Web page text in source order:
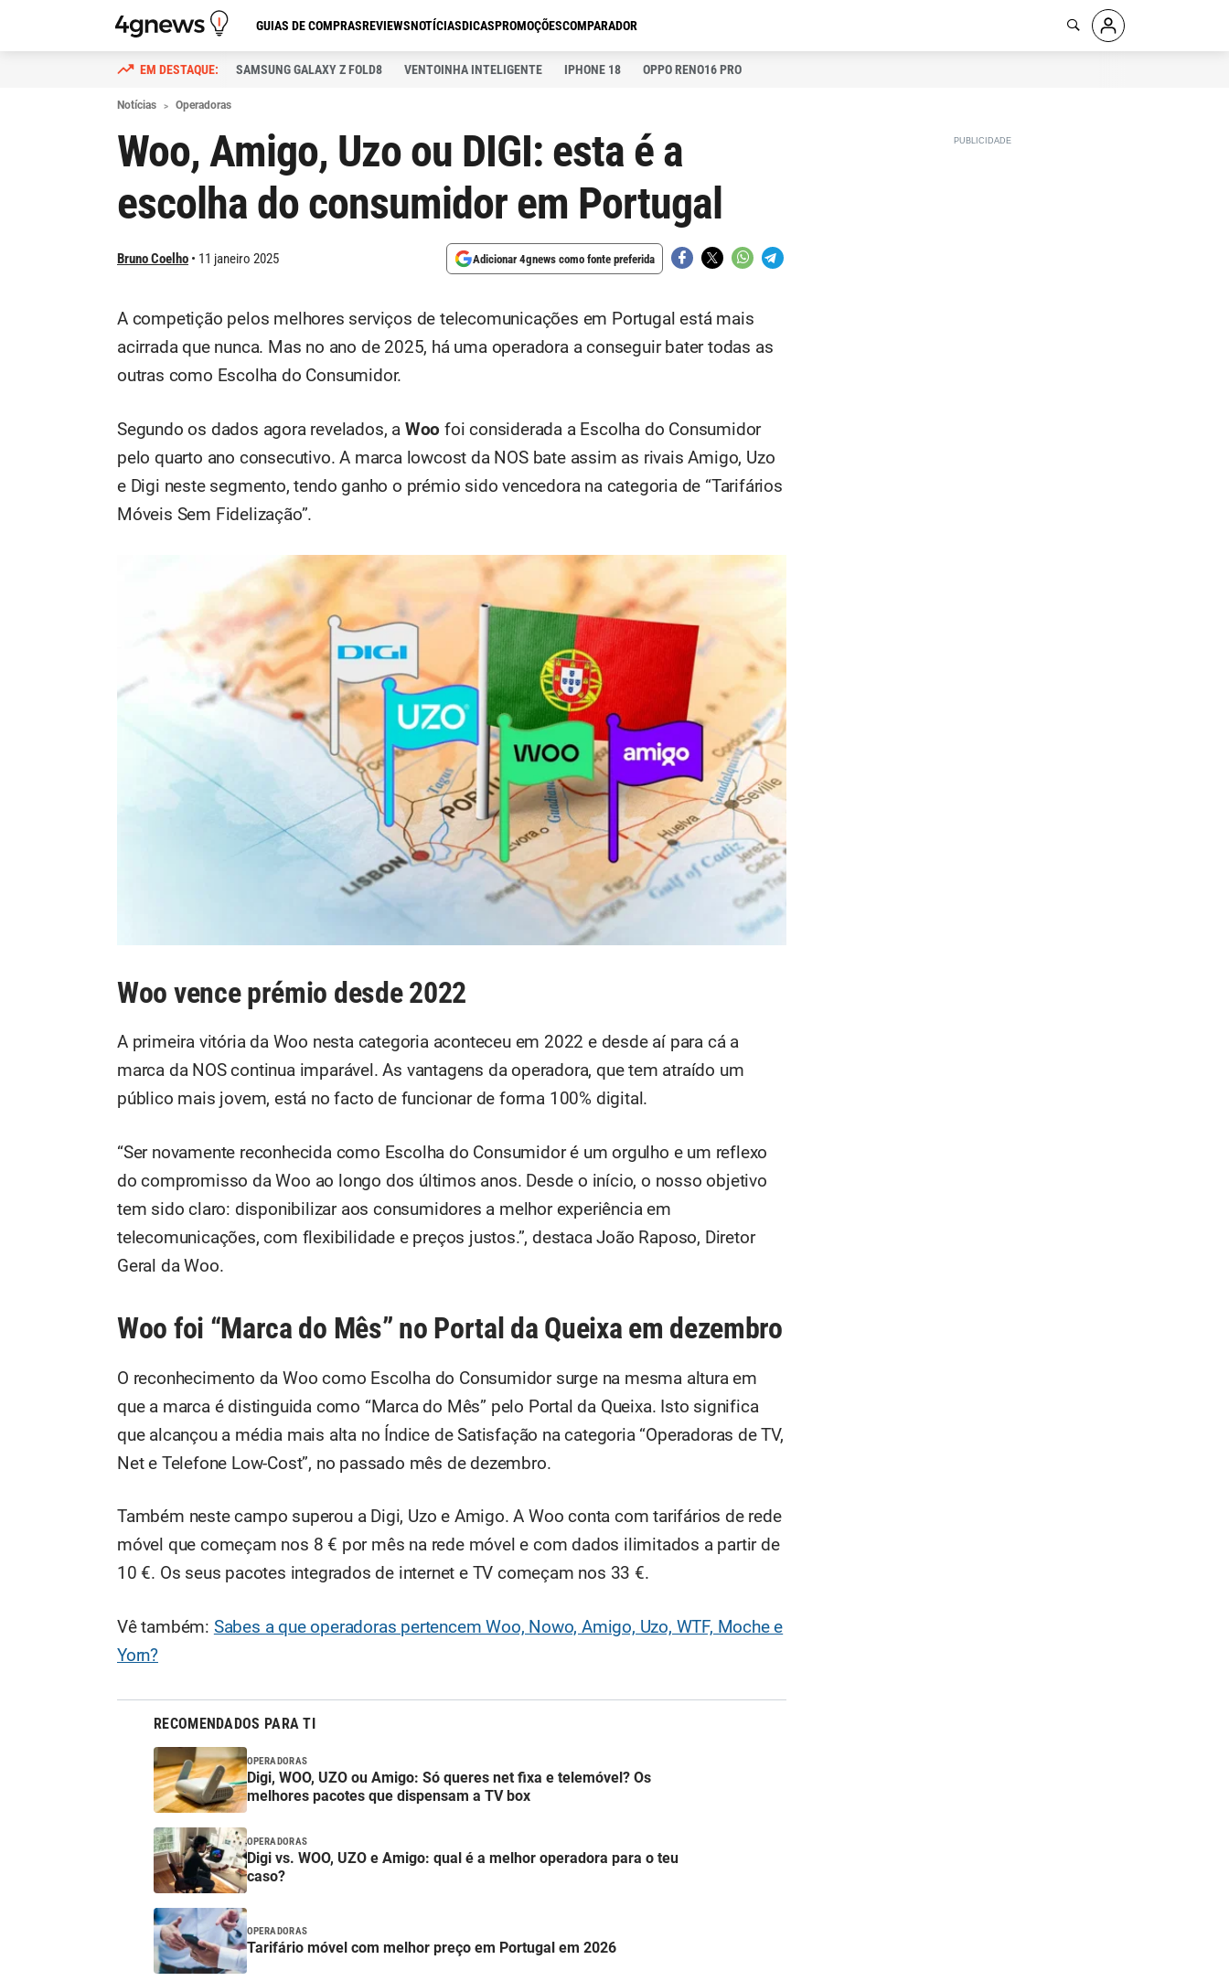
GUIAS DE COMPRASREVIEWSNOTÍCIASDICASPROMOÇÕESCOMPARADOR
SAMSUNG GALAXY Z FOLD8 VENTOINHA INTELIGENTE IPHONE 18 OPPO RENO16 PRO
Notícias Operadoras
Woo, Amigo, Uzo ou DIGI: esta é a
escolha do consumidor em Portugal
Bruno Coelho 11 janeiro 2025 Adicionar 4gnews como fonte preferida
A competição pelos melhores serviços de telecomunicações em Portugal está mais
acirrada que nunca. Mas no ano de 2025, há uma operadora a conseguir bater todas as
outras como Escolha do Consumidor.
Segundo os dados agora revelados, a Woo foi considerada a Escolha do Consumidor
pelo quarto ano consecutivo. A marca lowcost da NOS bate assim as rivais Amigo, Uzo
e Digi neste segmento, tendo ganho o prémio sido vencedora na categoria de “Tarifários
Móveis Sem Fidelização”.
Woo vence prémio desde 2022
A primeira vitória da Woo nesta categoria aconteceu em 2022 e desde aí para cá a
marca da NOS continua imparável. As vantagens da operadora, que tem atraído um
público mais jovem, está no facto de funcionar de forma 100% digital.
“Ser novamente reconhecida como Escolha do Consumidor é um orgulho e um reflexo
do compromisso da Woo ao longo dos últimos anos. Desde o início, o nosso objetivo
tem sido claro: disponibilizar aos consumidores a melhor experiência em
telecomunicações, com flexibilidade e preços justos.”, destaca João Raposo, Diretor
Geral da Woo.
Woo foi “Marca do Mês” no Portal da Queixa em dezembro
O reconhecimento da Woo como Escolha do Consumidor surge na mesma altura em
que a marca é distinguida como “Marca do Mês” pelo Portal da Queixa. Isto significa
que alcançou a média mais alta no Índice de Satisfação na categoria “Operadoras de TV,
Net e Telefone Low-Cost”, no passado mês de dezembro.
Também neste campo superou a Digi, Uzo e Amigo. A Woo conta com tarifários de rede
móvel que começam nos 8 € por mês na rede móvel e com dados ilimitados a partir de
10 €. Os seus pacotes integrados de internet e TV começam nos 33 €.
Vê também: Sabes a que operadoras pertencem Woo, Nowo, Amigo, Uzo, WTF, Moche e
Yorn?
RECOMENDADOS PARA TI
OPERADORAS
Digi, WOO, UZO ou Amigo: Só queres net fixa e telemóvel? Os
melhores pacotes que dispensam a TV box
OPERADORAS
Digi vs. WOO, UZO e Amigo: qual é a melhor operadora para o teu
caso?
OPERADORAS
Tarifário móvel com melhor preço em Portugal em 2026